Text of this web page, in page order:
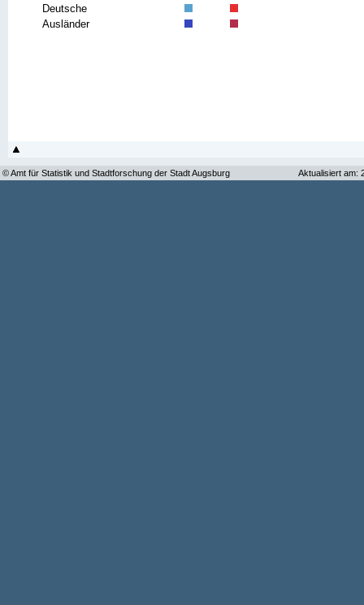
Deutsche
Ausländer
© Amt für Statistik und Stadtforschung der Stadt Augsburg Aktualisiert am: